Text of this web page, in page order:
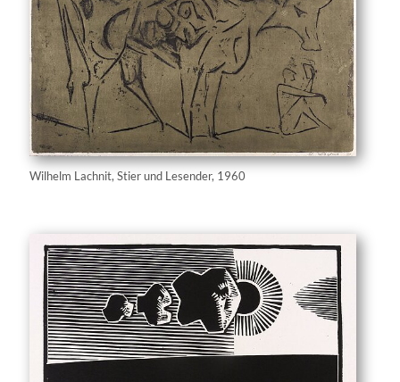
Wilhelm Lachnit, Stier und Lesender, 1960